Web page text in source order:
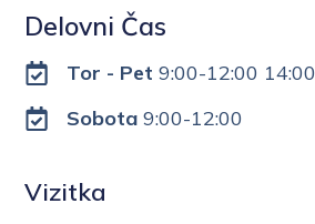
Delovni Čas
Tor - Pet 9:00-12:00
Sobota9:00-12:00
Vizitka